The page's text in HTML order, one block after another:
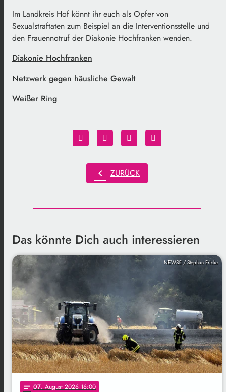
Im Landkreis Hof könnt ihr euch als Opfer von
Sexualstraftaten zum Beispiel an die Interventionsstelle und
den Frauennotruf der Diakonie Hochfranken wenden.
Diakonie Hochfranken
Netzwerk gegen häusliche Gewalt
Weißer Ring
chevron_left ZURÜCK
Das könnte Dich auch interessieren
NEWS5 / Stephan Fricke
notes 07. August 2026 16:00